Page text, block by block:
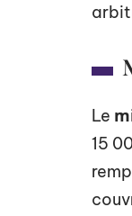
Le
15